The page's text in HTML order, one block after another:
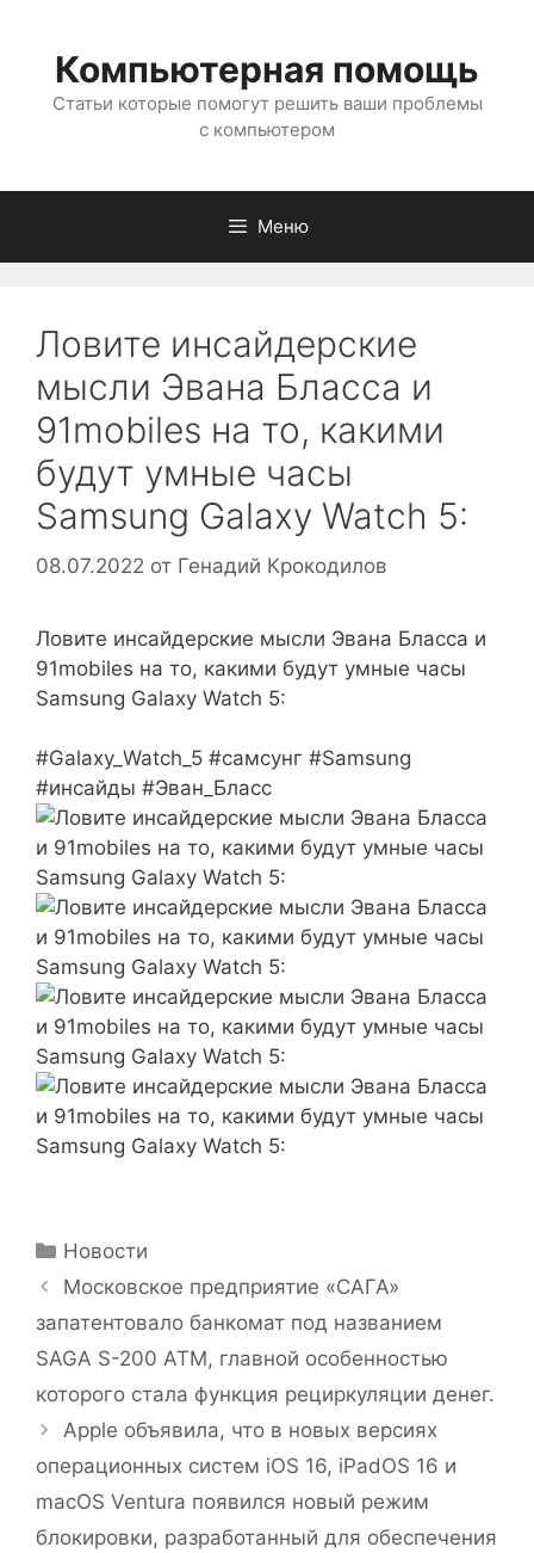
содержимому
Компьютерная помощь
Статьи которые помогут решить ваши проблемы
с компьютером
Меню
Ловите инсайдерские
мысли Эвана Бласса и
91mobiles на то, какими
будут умные часы
Samsung Galaxy Watch 5:
08.07.2022 от Генадий Крокодилов
Ловите инсайдерские мысли Эвана Бласса и
91mobiles на то, какими будут умные часы
Samsung Galaxy Watch 5:
#Galaxy_Watch_5 #самсунг #Samsung
#инсайды #Эван_Бласс
Рубрики
Новости
Московское предприятие «САГА»
запатентовало банкомат под названием
SAGA S-200 ATM, главной особенностью
которого стала функция рециркуляции денег.
Apple объявила, что в новых версиях
операционных систем iOS 16, iPadOS 16 и
macOS Ventura появился новый режим
блокировки, разработанный для обеспечения